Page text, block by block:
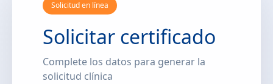
Solicitud en línea
Solicitar certificado
Complete los datos para generar la
solicitud clínica